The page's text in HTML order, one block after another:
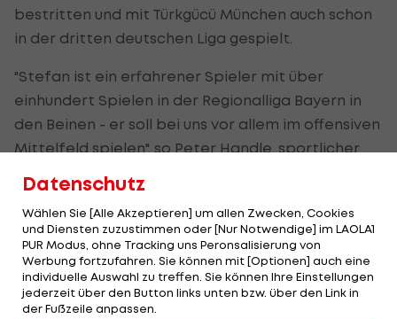
bestritten und mit Türkgücü München auch schon
in der dritten deutschen Liga gespielt.
"Stefan ist ein erfahrener Spieler mit über
einhundert Spielen in der Regionalliga Bayern in
den Beinen - er soll bei uns vor allem im offensiven
Mittelfeld spielen", so Peter Handle, sportlicher
Wächter selbst zeigt sich zuversichtlich: "Ich
danke dem FC Dornbirn, dass er mir das Vertrauen
schenkt und hoffe, dem Verein helfen zu können,
im Frühjahr erfolgreich zu sein. Vom Team bin ich
gut aufgenommen worden - es herrscht hier eine
Datenschutz
Wählen Sie [Alle Akzeptieren] um allen Zwecken, Cookies
und Diensten zuzustimmen oder [Nur Notwendige] im LAOLA1
PUR Modus, ohne Tracking uns Peronsalisierung von
Werbung fortzufahren. Sie können mit [Optionen] auch eine
individuelle Auswahl zu treffen. Sie können Ihre Einstellungen
jederzeit über den Button links unten bzw. über den Link in
der Fußzeile anpassen.